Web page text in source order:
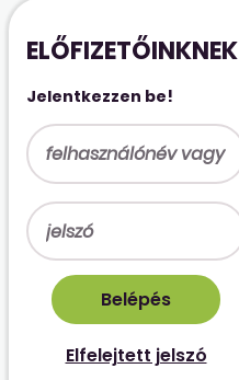
ELŐFIZETŐINKNEK
Jelentkezzen be!
Elfelejtett jelszó